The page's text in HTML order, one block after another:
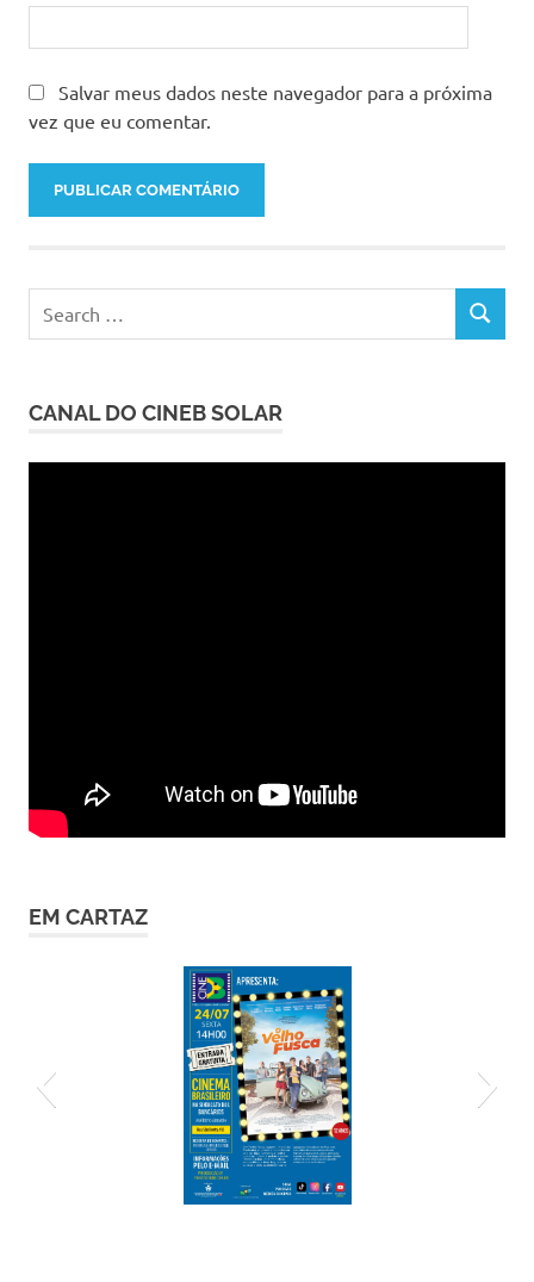
Salvar meus dados neste navegador para a próxima
vez que eu comentar.
for:
SEARCH
CANAL DO CINEB SOLAR
EM CARTAZ